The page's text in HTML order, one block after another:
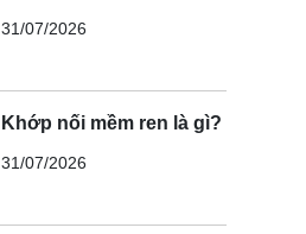
31/07/2026
Khớp nối mềm ren là gì?
31/07/2026